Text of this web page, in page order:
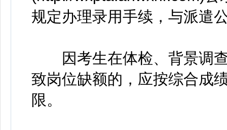
规定办理录用手续，与派遣
因考生在体检、背景调查
致岗位缺额的，应按综合成
限。